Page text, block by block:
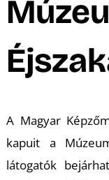
A Magyar
kapuit a
látogatók